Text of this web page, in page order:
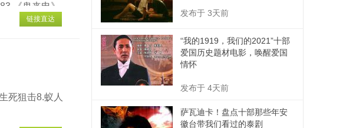
《鬼来电》
《稀人》
链接直达
死狙击8.蚁人
发布于 3天前
“我的1919，我们的2021”十部
爱国历史题材电影，唤醒爱国
情怀
发布于 4天前
萨瓦迪卡！盘点十部那些年安
徽台带我们看过的泰剧